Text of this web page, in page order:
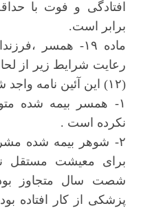
افتادگی و فوت با
برابر است.
ماده ۱۹- همسر
(۱۲) این آئین نامه واجد شرایط شناخته می شوند .
۱- همسر بیمه شده
نکرده است .
۲- شوهر بیمه شده
برای معیشت مستقل
شصت سال متجاوز
پزشکی از کار افتاده